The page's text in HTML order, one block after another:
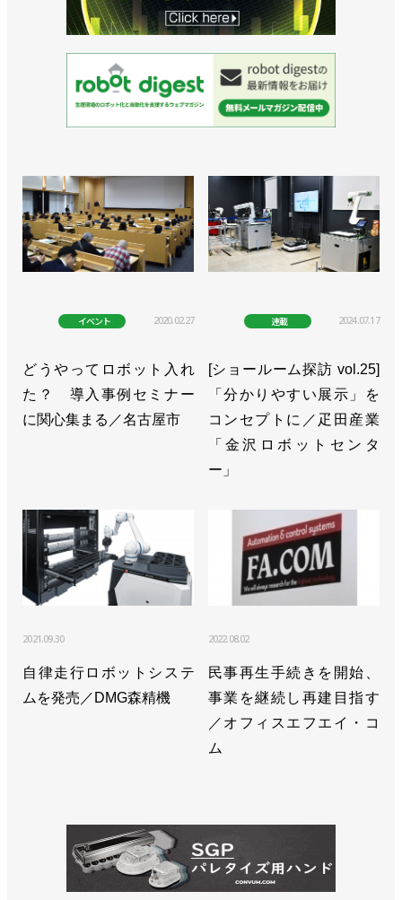
イベント 2020.02.27
どうやってロボット入れ
た？ 導入事例セミナー
に関心集まる／名古屋市
連載 2024.07.17
[ショールーム探訪 vol.25]
「分かりやすい展示」を
コンセプトに／疋田産業
「金沢ロボットセンタ
ー」
2021.09.30
自律走行ロボットシステ
ムを発売／DMG森精機
2022.08.02
民事再生手続きを開始、
事業を継続し再建目指す
／オフィスエフエイ・コ
ム